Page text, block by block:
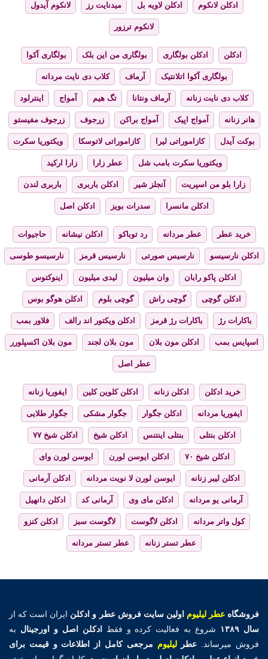
ادکلن لانکوم ادکلن لاویه بل میدنایت رز لانکوم آیدول
لانکوم ترزور
ادکلن ادکلن بولگاری بولگاری من این بلک بولگاری آکوا
بولگاری آکوا اتلانتیک آرماف کلاب دی نایت مردانه
کلاب دی نایت زنانه آرماف ونتانا تگ هیم آمواج اینترلود
هانر زنانه آمواج اپیک آمواج براکن زرجوف زرجوف مفیستو
بوکت آیدل کازاموراتی لیرا کازاموراتی لاتوسکا ویکتوریا سکرت
ویکتوریا سکرت بامب شل عطر زارا زارا ارکید
زارا بلو من اسپریت آنجلز شیر ادکلن باربری باربری لندن
ادکلن مانسرا سدرات بویز ادکلن اصل
خرید عطر عطر مردانه رد توباکو ادکلن نیشانه حاجیوات
ادکلن نارسیسو نارسیس صورتی نارسیس قرمز نارسیسو طوسی
ادکلن پاکو رابان وان میلیون لیدی میلیون اینوکتوس
ادکلن گوچی گوچی راش گوچی بلوم ادکلن هوگو بوس
باکارات رژ باکارات رژ قرمز ادکلن ویکتور اند رالف فلاور بمب
اسپایس بمب ادکلن مون بلان مون بلان لجند مون بلان اکسپلورر
عطر اصل
خرید ادکلن ادکلن زنانه ادکلن کلوین کلین ایفوریا زنانه
ایفوریا مردانه ادکلن جگوار جگوار مشکی جگوار طلایی
ادکلن بنتلی بنتلی اینتنس ادکلن شیخ ادکلن شیخ ۷۷
ادکلن شیخ ۷۰ ادکلن ایوسن لورن ایوسن لورن وای
ادکلن لیبر زنانه ایوسن لورن لا نویت مردانه ادکلن آرمانی
آرمانی یو مردانه ادکلن مای وی آرمانی کد ادکلن دانهیل
کول واتر مردانه ادکلن لاگوست لاگوست سبز ادکلن کنزو
عطر تستر زنانه عطر تستر مردانه
فروشگاهعطر لیلیوم اولین سایت فروش عطر و ادکلن ایران است که از
سال ۱۳۸۹
شروع به فعالیت کرده و فقط ادکلن اصل و اورجینال به
فروش میرساند. عطرلیلیوم مرجعی کامل از اطلاعات و قیمت برای